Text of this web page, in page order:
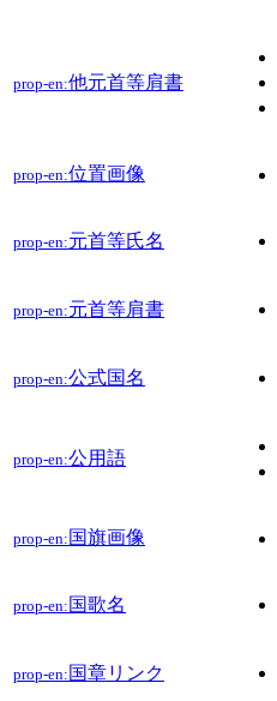
prop-en:他元首等肩書
prop-en:位置画像
prop-en:元首等氏名
prop-en:元首等肩書
prop-en:公式国名
prop-en:公用語
prop-en: 国旗画像
prop-en: 国歌名
prop-en: 国章リンク